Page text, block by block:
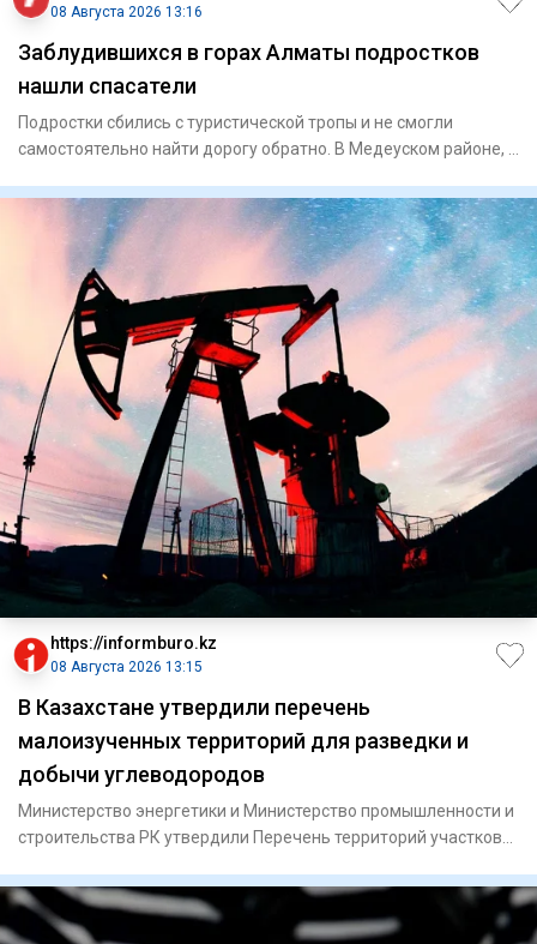
08 Августа 2026 13:16
Заблудившихся в горах Алматы подростков
нашли спасатели
Подростки сбились с туристической тропы и не смогли
самостоятельно найти дорогу обратно. В Медеуском районе, в
https://informburo.kz
08 Августа 2026 13:15
В Казахстане утвердили перечень
малоизученных территорий для разведки и
добычи углеводородов
Министерство энергетики и Министерство промышленности и
строительства РК утвердили Перечень территорий участков